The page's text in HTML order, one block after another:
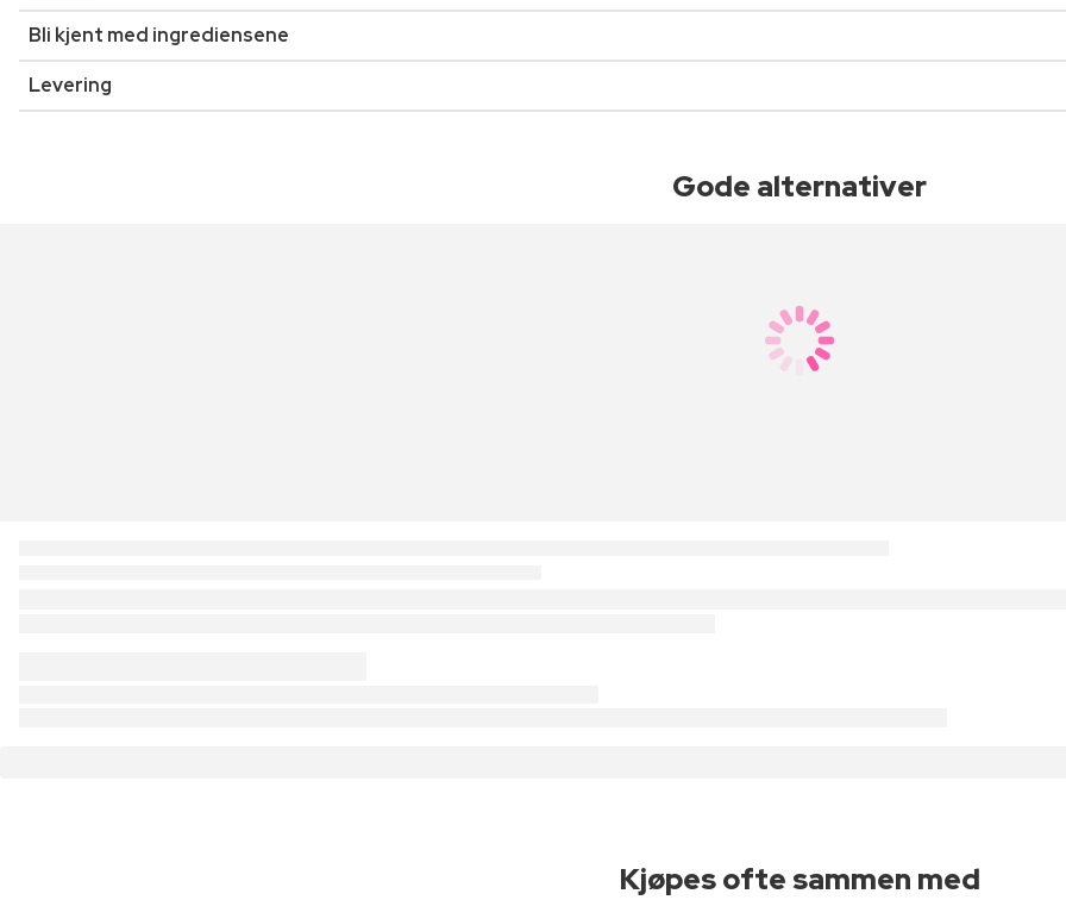
Bli kjent med ingrediensene
Levering
Gode alternativer
Kjøpes ofte sammen med